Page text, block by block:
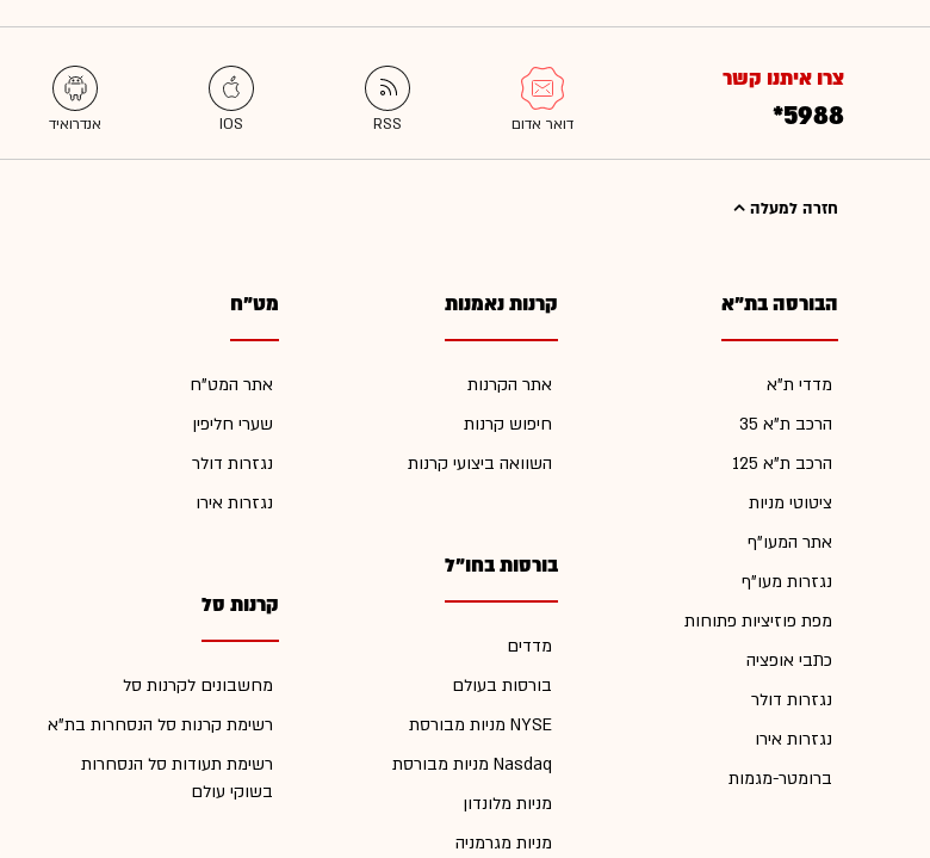
צרו איתנו קשר
*5988
חזרה למעלה
הבורסה בת"א
מדדי ת"א
הרכב ת"א 35
הרכב ת"א 125
ציטוטי מניות
אתר המעו"ף
נגזרות מעו"ף
מפת פוזיציות פתוחות
כתבי אופציה
נגזרות דולר
נגזרות אירו
ברומטר-מגמות
קרנות נאמנות
אתר הקרנות
חיפוש קרנות
השוואה ביצועי קרנות
בורסות בחו"ל
מדדים
בורסות בעולם
מניות מבורסת NYSE
מניות מבורסת Nasdaq
מניות מלונדון
מניות מגרמניה
מט"ח
אתר המט"ח
שערי חליפין
נגזרות דולר
נגזרות אירו
קרנות סל
מחשבונים לקרנות סל
רשימת קרנות סל הנסחרות בת"א
רשימת תעודות סל הנסחרות
בשוקי עולם